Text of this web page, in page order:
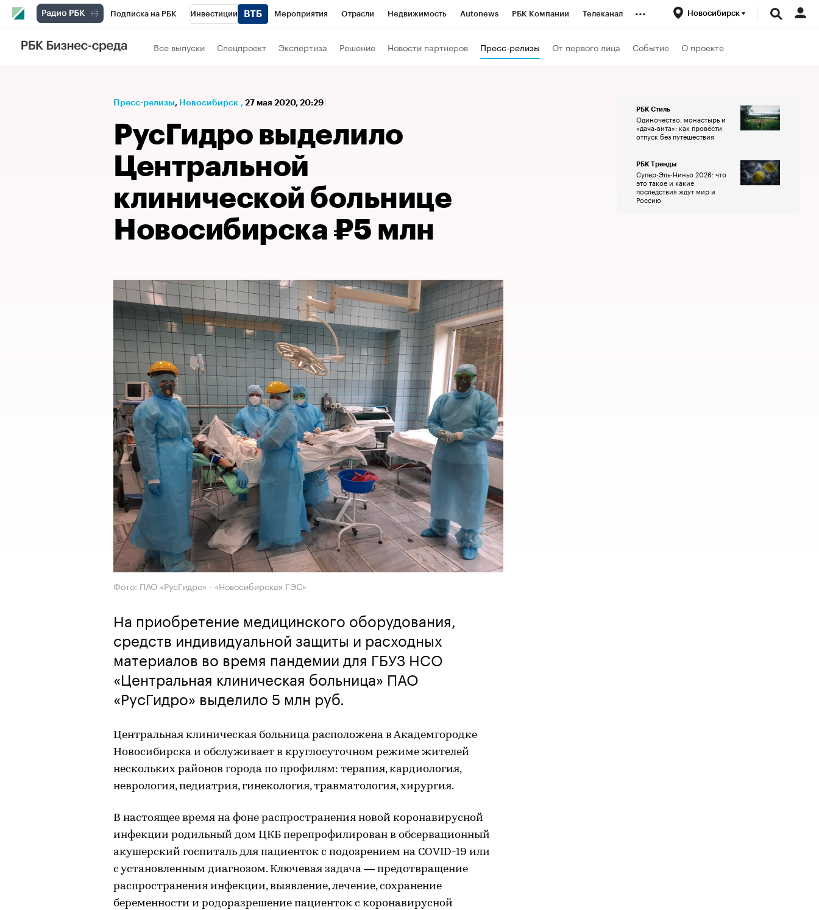
Подписка на РБК Инвестиции Мероприятия Отрасли Недвижимость Autonews РБК Компании Телеканал
РБК Вино
Проверка контрагентов
... Новосибирск
Все выпуски Спецпроект Экспертиза Решение Новости партнеров Пресс-релизы От первого лица Событие О проекте
Пресс-релизы⁠, Новосибирск , 27 мая 2020, 20:29
РусГидро выделило
Центральной
клинической больнице
Новосибирска ₽5 млн
Фото: ПАО «РусГидро» - «Новосибирская ГЭС»
На приобретение медицинского оборудования,
средств индивидуальной защиты и расходных
материалов во время пандемии для ГБУЗ НСО
«Центральная клиническая больница» ПАО
«РусГидро» выделило 5 млн руб.
Центральная клиническая больница расположена в Академгородке
Новосибирска и обслуживает в круглосуточном режиме жителей
нескольких районов города по профилям: терапия, кардиология,
неврология, педиатрия, гинекология, травматология, хирургия.
В настоящее время на фоне распространения новой коронавирусной
инфекции родильный дом ЦКБ перепрофилирован в обсервационный
акушерский госпиталь для пациенток с подозрением на COVID-19 или
с установленным диагнозом. Ключевая задача — предотвращение
распространения инфекции, выявление, лечение, сохранение
беременности и родоразрешение пациенток с коронавирусной
РБК Стиль
Одиночество, монастырь и
«дача-вита»: как провести
отпуск без путешествия
РБК Тренды
Супер-Эль-Ниньо 2026: что
это такое и какие
последствия ждут мир и
Россию